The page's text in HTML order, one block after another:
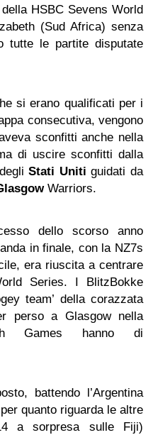
HSBC Sevens World
(Sud Africa) senza
tutte le partite disputate
si erano qualificati per i
consecutiva, vengono
sconfitti anche nella
di uscire sconfitti dalla
Stati Uniti guidati da
Warriors.
dello scorso anno
in finale, con la NZ7s
era riuscita a centrare
Series. I BlitzBokke
team’ della corazzata
perso a Glasgow nella
Games hanno di
battendo l’Argentina
quanto riguarda le altre
a sorpresa sulle Fiji)